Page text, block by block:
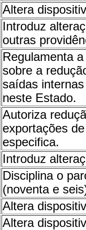
Altera
Introduz
outras
Regulamenta
sobre a
saídas
neste Estado.
Autoriza
exportações
especifica.
Introduz
Disciplina o
(noventa e
Altera
Altera